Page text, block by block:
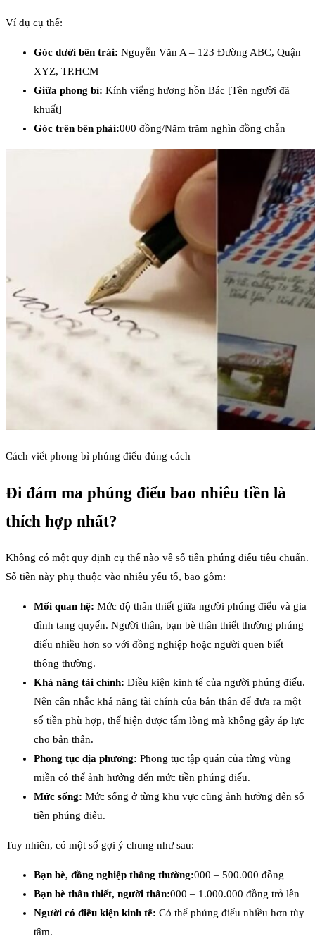
Ví dụ cụ thể:
Góc dưới bên trái: Nguyễn Văn A – 123 Đường ABC, Quận
XYZ, TP.HCM
Giữa phong bì: Kính viếng hương hồn Bác [Tên người đã
khuất]
Góc trên bên phải:000 đồng/Năm trăm nghìn đồng chẵn
Cách viết phong bì phúng điếu đúng cách
Đi đám ma phúng điếu bao nhiêu tiền là
thích hợp nhất?
Không có một quy định cụ thể nào về số tiền phúng điếu tiêu chuẩn.
Số tiền này phụ thuộc vào nhiều yếu tố, bao gồm:
Mối quan hệ: Mức độ thân thiết giữa người phúng điếu và gia
đình tang quyến. Người thân, bạn bè thân thiết thường phúng
điếu nhiều hơn so với đồng nghiệp hoặc người quen biết
thông thường.
Khả năng tài chính: Điều kiện kinh tế của người phúng điếu.
Nên cân nhắc khả năng tài chính của bản thân để đưa ra một
số tiền phù hợp, thể hiện được tấm lòng mà không gây áp lực
cho bản thân.
Phong tục địa phương: Phong tục tập quán của từng vùng
miền có thể ảnh hưởng đến mức tiền phúng điếu.
Mức sống: Mức sống ở từng khu vực cũng ảnh hưởng đến số
tiền phúng điếu.
Tuy nhiên, có một số gợi ý chung như sau:
Bạn bè, đồng nghiệp thông thường:000 – 500.000 đồng
Bạn bè thân thiết, người thân:000 – 1.000.000 đồng trở lên
Người có điều kiện kinh tế: Có thể phúng điếu nhiều hơn tùy
tâm.